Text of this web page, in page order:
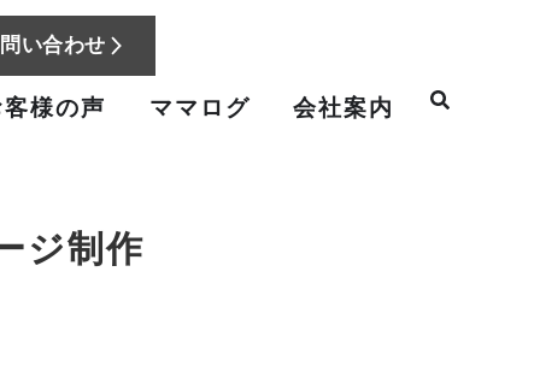
い合わせ
様の声 ママログ 会社案内
ジ制作